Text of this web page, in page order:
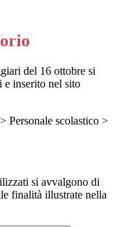
del 16 ottobre si
inserito nel sito
Personale scolastico >
si avvalgono di
finalità illustrate nella